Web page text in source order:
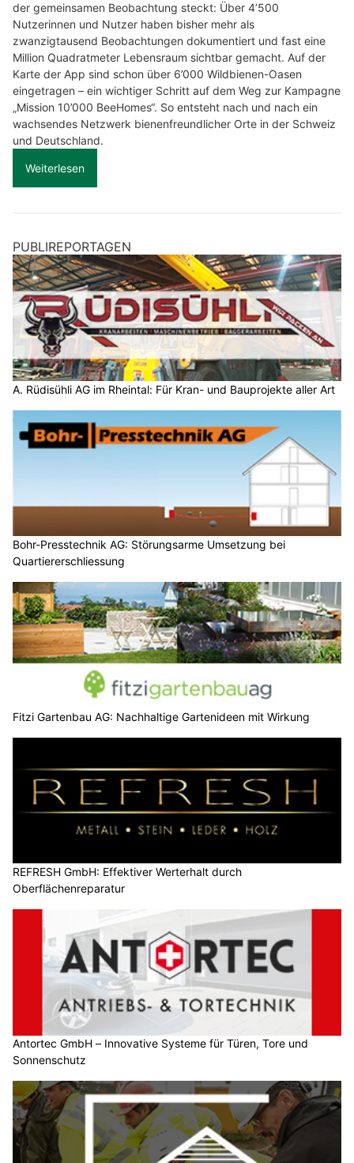
der gemeinsamen Beobachtung steckt: Über 4’500
Nutzerinnen und Nutzer haben bisher mehr als
zwanzigtausend Beobachtungen dokumentiert und fast eine
Million Quadratmeter Lebensraum sichtbar gemacht. Auf der
Karte der App sind schon über 6’000 Wildbienen-Oasen
eingetragen – ein wichtiger Schritt auf dem Weg zur Kampagne
„Mission 10’000 BeeHomes“. So entsteht nach und nach ein
wachsendes Netzwerk bienenfreundlicher Orte in der Schweiz
und Deutschland.
Weiterlesen
PUBLIREPORTAGEN
A. Rüdisühli AG im Rheintal: Für Kran- und Bauprojekte aller Art
Bohr-Presstechnik AG: Störungsarme Umsetzung bei
Quartiererschliessung
Fitzi Gartenbau AG: Nachhaltige Gartenideen mit Wirkung
REFRESH GmbH: Effektiver Werterhalt durch
Oberflächenreparatur
Antortec GmbH – Innovative Systeme für Türen, Tore und
Sonnenschutz